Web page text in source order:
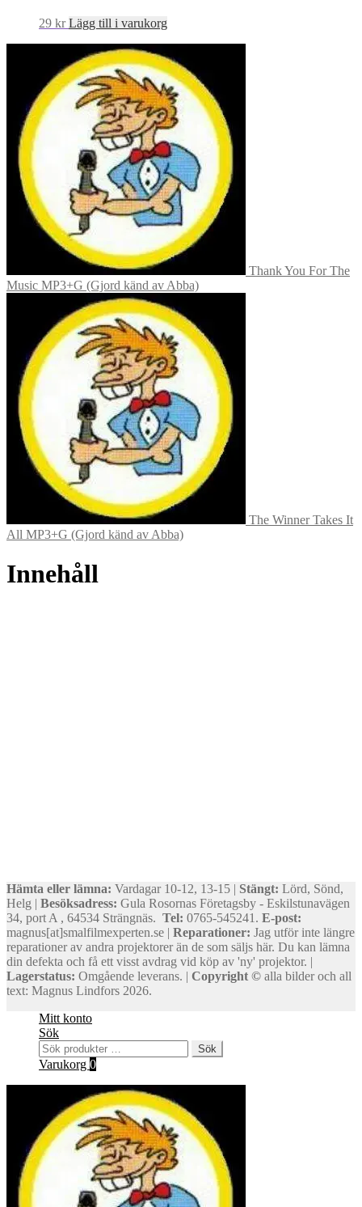
29 kr Lägg till i varukorg
Thank You For The
Music MP3+G (Gjord känd av Abba)
The Winner Takes It
All MP3+G (Gjord känd av Abba)
Innehåll
Hämta eller lämna: Vardagar 10-12, 13-15 | Stängt: Lörd, Sönd,
Helg | Besöksadress: Gula Rosornas Företagsby - Eskilstunavägen
34, port A , 64534 Strängnäs. Tel: 0765-545241. E-post:
magnus[at]smalfilmexperten.se | Reparationer: Jag utför inte längre
reparationer av andra projektorer än de som säljs här. Du kan lämna
din defekta och få ett visst avdrag vid köp av 'ny' projektor. |
Lagerstatus: Omgående leverans. | Copyright © alla bilder och all
text: Magnus Lindfors 2026.
Mitt konto
Sök
Sök
efter:
Sök
Varukorg 0